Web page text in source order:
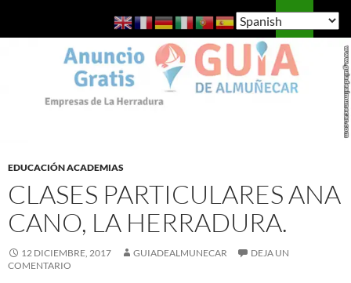
Guía de Almuñécar
MENÚ
EDUCACIÓN ACADEMIAS
CLASES PARTICULARES ANA
CANO, LA HERRADURA.
12 DICIEMBRE, 2017 GUIADEALMUNECAR
DEJA UN
COMENTARIO